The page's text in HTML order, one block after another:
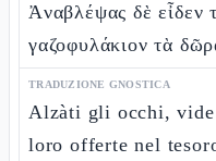
Ἀναβλέψας δὲ εἶδεν
γαζοφυλάκιον τὰ
TRADUZIONE GNOSTICA
Alzàti gli occhi,
loro offerte nel